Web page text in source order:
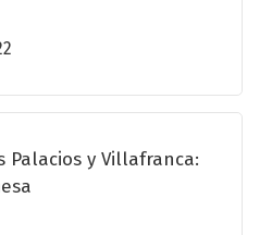
Palacios y Villafranca: